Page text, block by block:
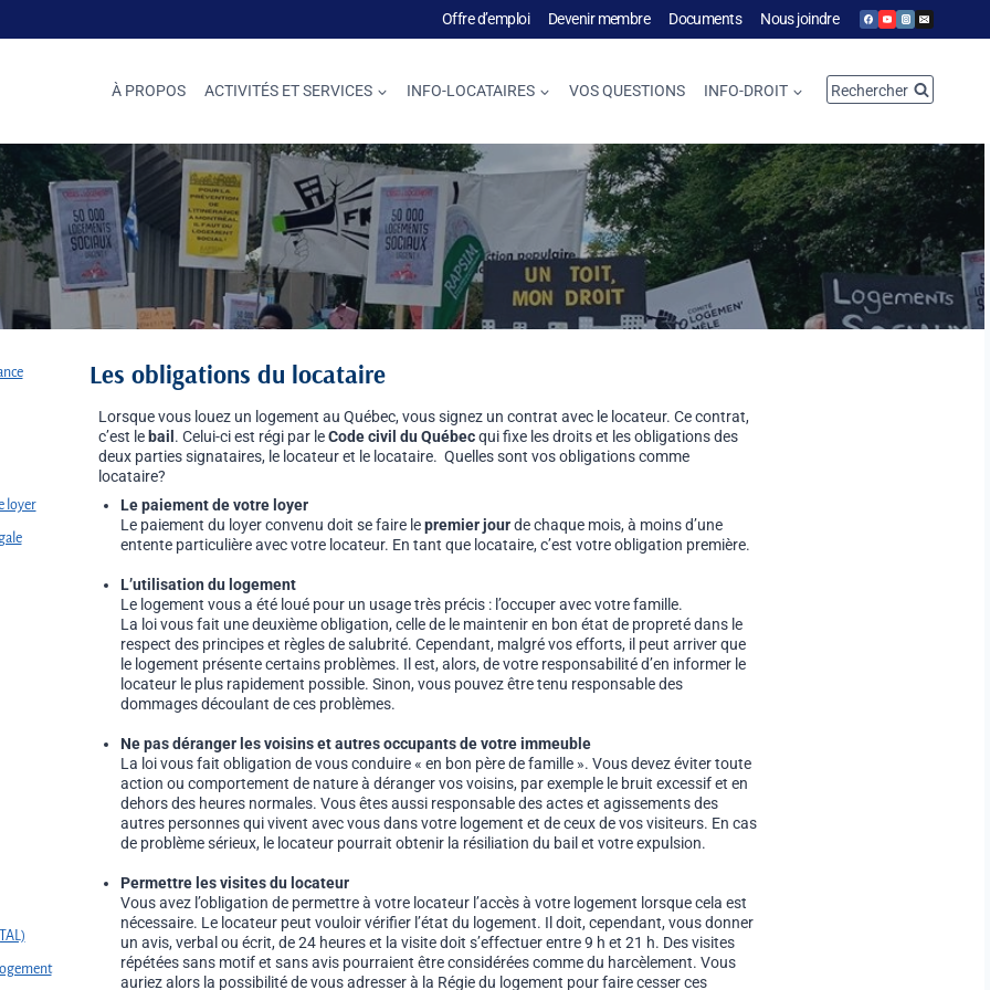
Offre d’emploi Devenir membre Documents Nous joindre
À PROPOS ACTIVITÉS ET SERVICES INFO-LOCATAIRES VOS QUESTIONS INFO-DROIT Rechercher
loyer
Les obligations du locataire
Lorsque vous louez un logement au Québec, vous signez un contrat avec le locateur. Ce contrat,
c’est lebail. Celui-ci est régi par leCode civil du Québecqui fixe les droits et les obligations des
deux parties signataires, le locateur et le locataire. Quelles sont vos obligations comme
locataire?
Le paiement de votre loyer
Le paiement du loyer convenu doit se faire lepremier jourde chaque mois, à moins d’une
entente particulière avec votre locateur. En tant que locataire, c’est votre obligation première.
L’utilisation du logement
Le logement vous a été loué pour un usage très précis : l’occuper avec votre famille.
La loi vous fait une deuxième obligation, celle de le maintenir en bon état de propreté dans le
respect des principes et règles de salubrité. Cependant, malgré vos efforts, il peut arriver que
le logement présente certains problèmes. Il est, alors, de votre responsabilité d’en informer le
locateur le plus rapidement possible. Sinon, vous pouvez être tenu responsable des
dommages découlant de ces problèmes.
Ne pas déranger les voisins et autres occupants de votre immeuble
La loi vous fait obligation de vous conduire « en bon père de famille ». Vous devez éviter toute
action ou comportement de nature à déranger vos voisins, par exemple le bruit excessif et en
dehors des heures normales. Vous êtes aussi responsable des actes et agissements des
autres personnes qui vivent avec vous dans votre logement et de ceux de vos visiteurs. En cas
de problème sérieux, le locateur pourrait obtenir la résiliation du bail et votre expulsion.
Permettre les visites du locateur
Vous avez l’obligation de permettre à votre locateur l’accès à votre logement lorsque cela est
nécessaire. Le locateur peut vouloir vérifier l’état du logement. Il doit, cependant, vous donner
un avis, verbal ou écrit, de 24 heures et la visite doit s’effectuer entre 9 h et 21 h. Des visites
répétées sans motif et sans avis pourraient être considérées comme du harcèlement. Vous
auriez alors la possibilité de vous adresser à la Régie du logement pour faire cesser ces